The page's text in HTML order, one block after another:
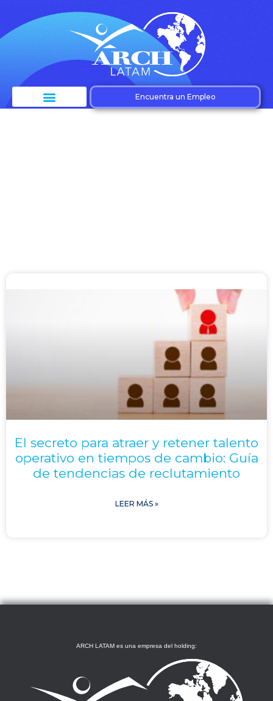
Encuentra un Empleo
El secreto para atraer y retener talento
operativo en tiempos de cambio: Guía
de tendencias de reclutamiento
LEER MÁS »
ARCH LATAM es una empresa del holding: